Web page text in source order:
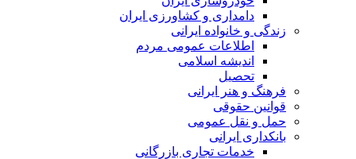
دامداری و کشاورزی ایران
زندگی و خانواده ایرانی
اطلاعات عمومی مردم
اندیشه اسلامی
تحصیل
فرهنگ و هنر ایرانی
قوانین حقوقی
حمل و نقل عمومی
بانکداری ایرانی
خدمات تجاری بازرگانی